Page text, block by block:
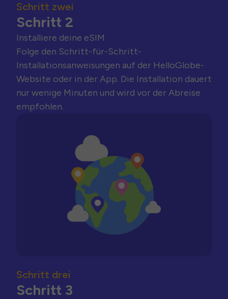
Schritt zwei
Schritt 2
Installiere deine eSIM
Folge den Schritt-für-Schritt-
Installationsanweisungen auf der HelloGlobe-
Website oder in der App. Die Installation dauert
nur wenige Minuten und wird vor der Abreise
empfohlen.
Schritt drei
Schritt 3